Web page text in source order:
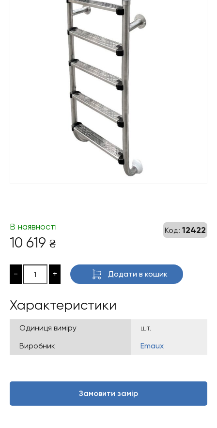
Код: 12422
В наявності
10 619 ₴
- + Додати в кошик
Характеристики
Одиниця виміру
шт.
Виробник
Emaux
Замовити замір